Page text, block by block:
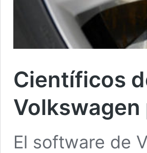
Científicos
El software de